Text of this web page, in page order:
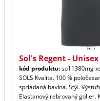
Sol's Regent -
kód produktu:so11380mg-
SOLS Kvalita. 100 %
spriadaná bavlna. Štýl.
Elastanový rebrovaný golier.